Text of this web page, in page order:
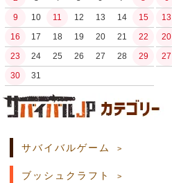
9
10 11 12 13 14
15
16
17 18 19 20 21
22
23
24 25 26 27 28
29
30
31
13
20
27
土日祝日の商品発送はございません。
サバイバルゲーム
ブッシュクラフト